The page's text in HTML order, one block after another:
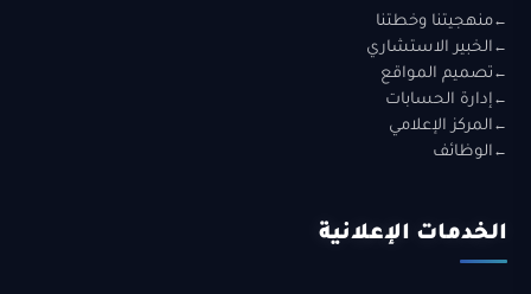
منهجيتنا وخطتنا
الخبير الاستشاري
تصميم المواقع
إدارة الحسابات
المركز الإعلامي
الوظائف
الخدمات الإعلانية